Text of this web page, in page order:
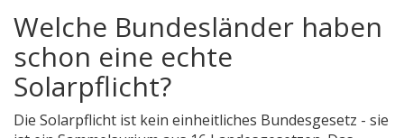
Welche Bundesländer haben
schon eine echte
Solarpflicht?
Die Solarpflicht ist kein einheitliches Bundesgesetz - sie